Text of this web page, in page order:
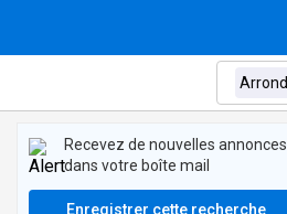
Recevez de nouvelles annonces
dans votre boîte mail
Enregistrer cette recherche